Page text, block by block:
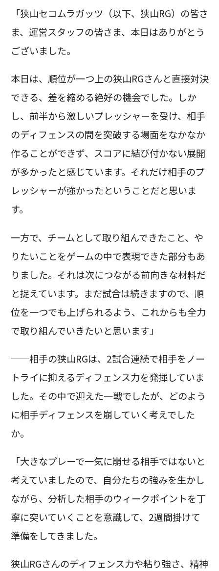
「狭山セコムラガッツ（以下、狭山RG）の皆さ
ま、運営スタッフの皆さま、本日はありがとう
ございました。
本日は、順位が一つ上の狭山RGさんと直接対決
できる、差を縮める絶好の機会でした。しか
し、前半から激しいプレッシャーを受け、相手
のディフェンスの間を突破する場面をなかなか
作ることができず、スコアに結び付かない展開
が多かったと感じています。それだけ相手のプ
レッシャーが強かったということだと思いま
す。
一方で、チームとして取り組んできたこと、や
りたいことをゲームの中で表現できた部分もあ
りました。それは次につながる前向きな材料だ
と捉えています。まだ試合は続きますので、順
位を一つでも上げられるよう、これからも全力
で取り組んでいきたいと思います」
──相手の狭山RGは、2試合連続で相手をノー
トライに抑えるディフェンス力を発揮していま
した。その中で迎えた一戦でしたが、どのよう
に相手ディフェンスを崩していく考えでした
か。
「大きなプレーで一気に崩せる相手ではないと
考えていましたので、自分たちの強みを生かし
ながら、分析した相手のウィークポイントを丁
寧に突いていくことを意識して、2週間掛けて
準備をしてきました。
狭山RGさんのディフェンス力や粘り強さ、精神